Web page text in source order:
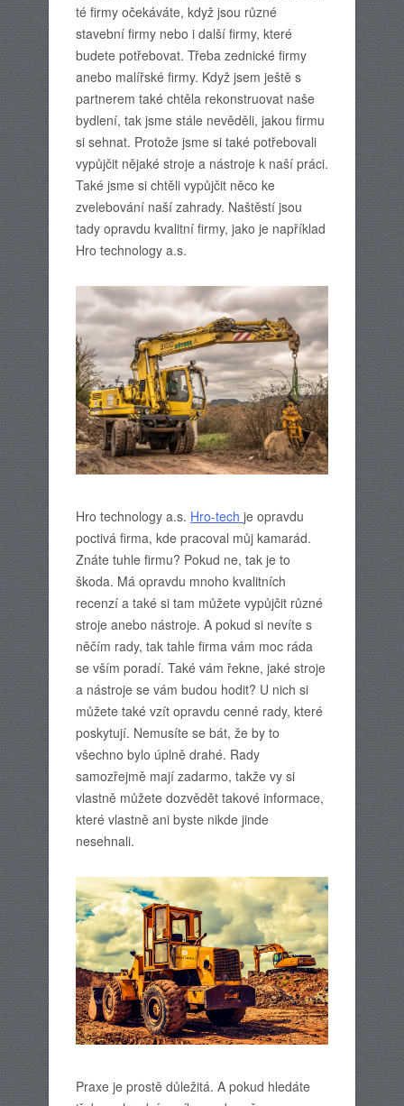
té firmy očekáváte, když jsou různé
stavební firmy nebo i další firmy, které
budete potřebovat. Třeba zednické firmy
anebo malířské firmy. Když jsem ještě s
partnerem také chtěla rekonstruovat naše
bydlení, tak jsme stále nevěděli, jakou firmu
si sehnat. Protože jsme si také potřebovali
vypůjčit nějaké stroje a nástroje k naší práci.
Také jsme si chtěli vypůjčit něco ke
zvelebování naší zahrady. Naštěstí jsou
tady opravdu kvalitní firmy, jako je například
Hro technology a.s.
Hro technology a.s. Hro-tech je opravdu
poctivá firma, kde pracoval můj kamarád.
Znáte tuhle firmu? Pokud ne, tak je to
škoda. Má opravdu mnoho kvalitních
recenzí a také si tam můžete vypůjčit různé
stroje anebo nástroje. A pokud si nevíte s
něčím rady, tak tahle firma vám moc ráda
se vším poradí. Také vám řekne, jaké stroje
a nástroje se vám budou hodit? U nich si
můžete také vzít opravdu cenné rady, které
poskytují. Nemusíte se bát, že by to
všechno bylo úplně drahé. Rady
samozřejmě mají zadarmo, takže vy si
vlastně můžete dozvědět takové informace,
které vlastně ani byste nikde jinde
nesehnali.
Praxe je prostě důležitá. A pokud hledáte